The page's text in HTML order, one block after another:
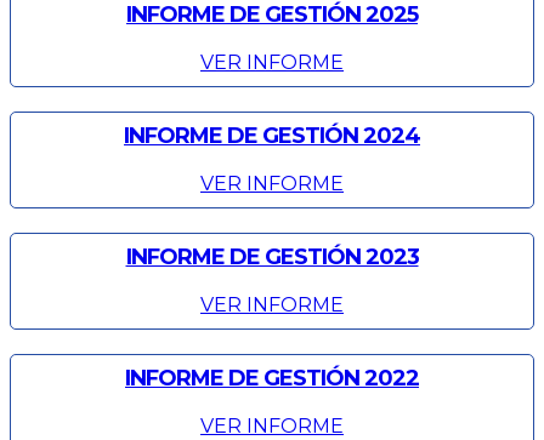
INFORME DE GESTIÓN 2025
VER INFORME
INFORME DE GESTIÓN 2024
VER INFORME
INFORME DE GESTIÓN 2023
VER INFORME
INFORME DE GESTIÓN 2022
VER INFORME